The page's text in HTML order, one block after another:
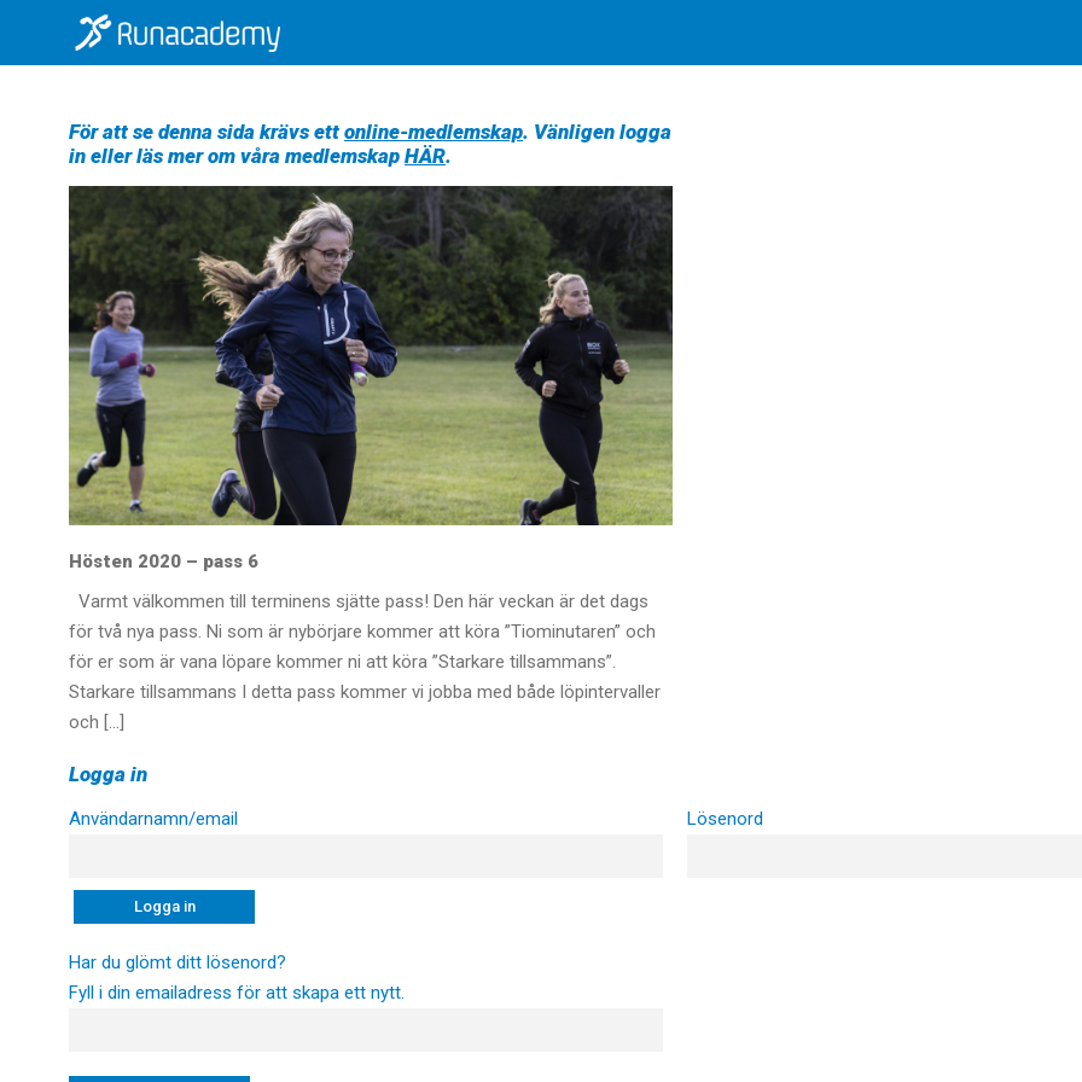
För att se denna sida krävs ett online-medlemskap. Vänligen logga
in eller läs mer om våra medlemskap HÄR.
Hösten 2020 – pass 6
Varmt välkommen till terminens sjätte pass! Den här veckan är det dags
för två nya pass. Ni som är nybörjare kommer att köra ”Tiominutaren” och
för er som är vana löpare kommer ni att köra ”Starkare tillsammans”.
Starkare tillsammans I detta pass kommer vi jobba med både löpintervaller
och […]
Logga in
Användarnamn/email Lösenord
Har du glömt ditt lösenord?
Fyll i din emailadress för att skapa ett nytt.